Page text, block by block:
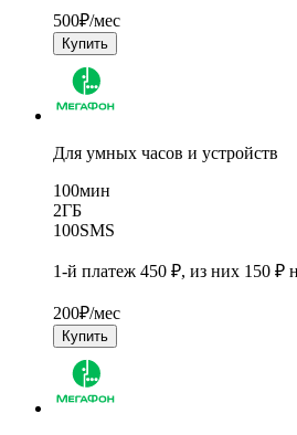
500₽/мес
Купить
Для умных часов и устройств
100мин
2ГБ
100SMS
1-й платеж 450 ₽, из них 150 ₽
200₽/мес
Купить